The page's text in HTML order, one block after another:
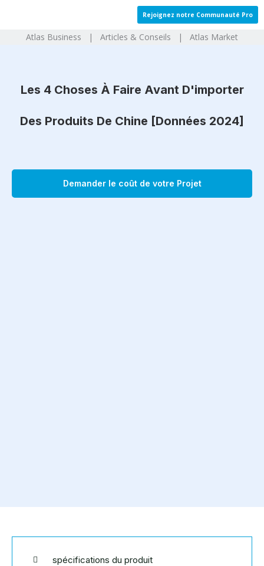
contenu
Rejoignez notre Communauté Pro
Atlas Business | Articles & Conseils | Atlas Market
Les 4 Choses À Faire Avant D'importer
Des Produits De Chine [Données 2024]
Demander le coût de votre Projet
spécifications du produit